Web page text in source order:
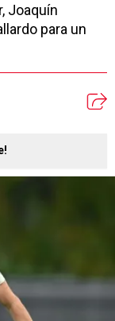
Joaquín
para un